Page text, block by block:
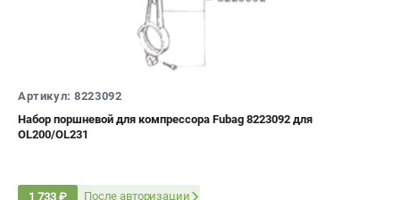
Артикул: 8223092
Набор поршневой для компрессора Fubag 8223092 для
OL200/OL231
1 733 ₽ После авторизации